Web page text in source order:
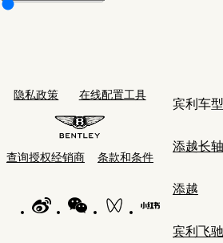
隐私政策 在线配置工具
查询授权经销商 条款和条件
WEIBO LOGO"WECHAT LOGO"
BENTLEYBENTLEY
宾利车型
添越长
添越
宾利飞驰